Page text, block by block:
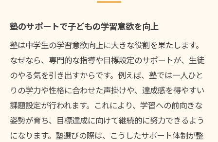
塾のサポートで子どもの学習意欲を向上
塾は中学生の学習意欲向上に大きな役割を果たします。
なぜなら、専門的な指導や目標設定のサポートが、生徒
のやる気を引き出すからです。例えば、塾では一人ひと
りの学力や性格に合わせた声掛けや、達成感を得やすい
課題設定が行われます。これにより、学習への前向きな
姿勢が育ち、目標達成に向けて継続的に努力できるよう
になります。塾選びの際は、こうしたサポート体制が整